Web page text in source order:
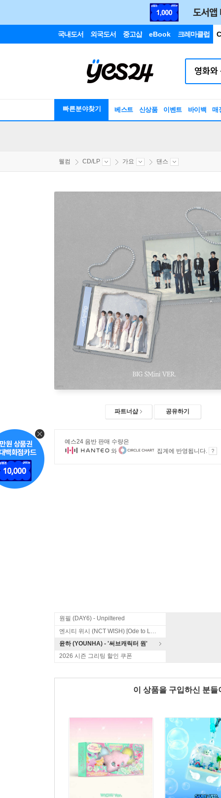
국내도서 외국도서 중고샵 eBook 크레마클럽
빠른분야찾기 베스트 신상품 이벤트 바이백 매
웰컴 CD/LP 가요 댄스
파트너샵 공유하기
예스24 음반 판매 수량은
와
집계에 반영됩니다.
원필 (DAY6) - Unpiltered
엔시티 위시 (NCT WISH) [Ode to Love]
윤하 (YOUNHA) - '써브캐릭터 원'
2026 시즌 그리팅 할인 쿠폰
이 상품을 구입하신 분